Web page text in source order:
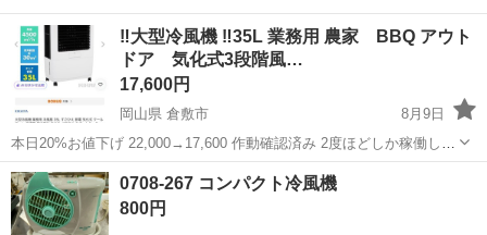
‼️大型冷風機 ‼️35L 業務用 農家 BBQ アウト
ドア 気化式3段階風…
17,600円
岡山県 倉敷市
8月9日
本日20%お値下げ 22,000→17,600 作動確認済み 2度ほどしか稼働して
おらず水を入れていないので全体的に綺麗です。 引き取り日が早い方
へお譲りします 購入しましたが、使用予定がなくなりましたので必要
とされる方に。
岡山 倉敷市 季節、空調家電
0708-267 コンパクト冷風機
800円